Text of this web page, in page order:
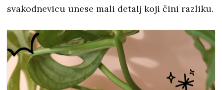
svakodnevicu unese mali detalj koji čini razliku.